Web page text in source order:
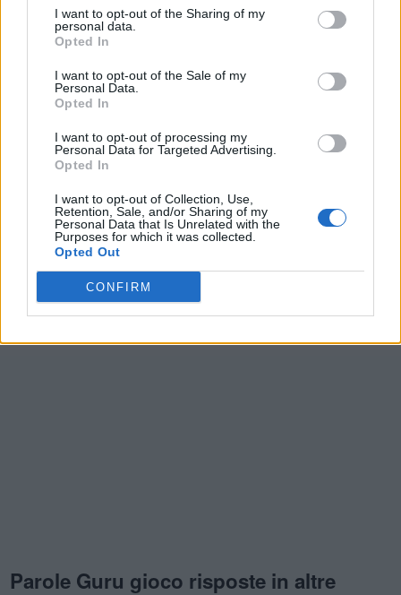
I want to opt-out of the Sharing of my
personal data.
Opted In
I want to opt-out of the Sale of my
Personal Data.
Opted In
I want to opt-out of processing my
Personal Data for Targeted Advertising.
Opted In
I want to opt-out of Collection, Use,
Retention, Sale, and/or Sharing of my
Personal Data that Is Unrelated with the
Purposes for which it was collected.
Opted Out
CONFIRM
3,80
Scarica Parole Guru
Ultime ricerche:
中華料理新 Varob 2061c AMMas
,Orpca,Ramat ,E o i,카뱅미니+,GATTo Epceo
modes,E+a++,rebel,Ermaf
Parole Guru gioco risposte in altre